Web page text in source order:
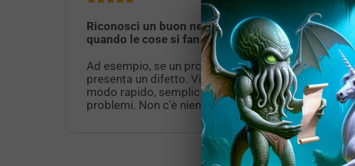
Riconosci un buon negozio solo
quando le cose si fanno difficili.
Ad esempio, se un prodotto consegnato
presenta un difetto. Viene sostituito in
modo rapido, semplice e senza
problemi. Non c'è niente di meglio!